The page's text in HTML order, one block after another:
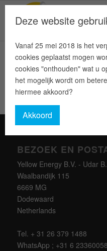
BEZOEK EN
Yellow Energy B.V. - Udar
Waalbandijk 115
6669 MG
Dodewaard
Netherlands
Tel. + 31 26 379 1488
WhatsApp ; +31 6 23360058
Deze website
Vanaf 25 mei 2018 is het
cookies geplaatst mogen
cookies "onthouden" wat u
het mogelijk wordt om
hiermee akkoord?
Akkoord